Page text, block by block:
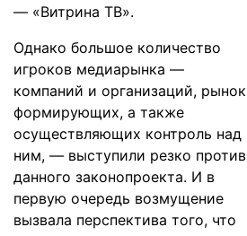
— «Витрина ТВ».
Однако большое количество
игроков медиарынка —
компаний и организаций, рынок
формирующих, а также
осуществляющих контроль над
ним, — выступили резко против
данного законопроекта. И в
первую очередь возмущение
вызвала перспектива того, что